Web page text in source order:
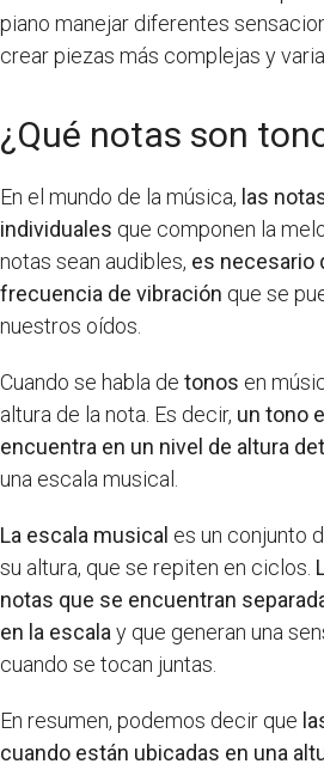
piano manejar diferentes
crear piezas más complejas y
¿Qué notas son
En el mundo de la música, las
individuales que componen la
notas sean audibles, es necesario
frecuencia de vibración que se
nuestros oídos.
Cuando se habla de tonos en
altura de la nota. Es decir, un tono
encuentra en un nivel de altura
una escala musical.
La escala musical es un conjunto
su altura, que se repiten en ciclos.
notas que se encuentran
en la escala y que generan una
cuando se tocan juntas.
En resumen, podemos decir que
cuando están ubicadas en una